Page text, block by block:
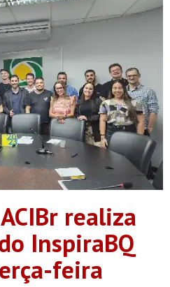
aconteceu, às 14h26. O
acionado, mas a jovem
morreu no...
realiza
InspiraBQ
feira